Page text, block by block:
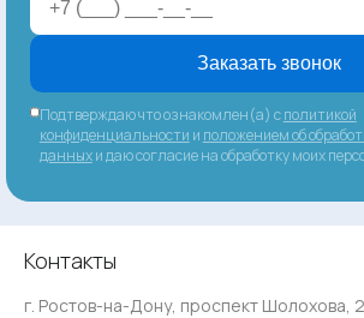
Заказать звонок
Подтверждаю что ознакомлен(а) сполитикой
конфиденциальности и положением об
данныхи даю согласие на обработку моих
Контакты
г. Ростов-на-Дону, проспект Шолохова,